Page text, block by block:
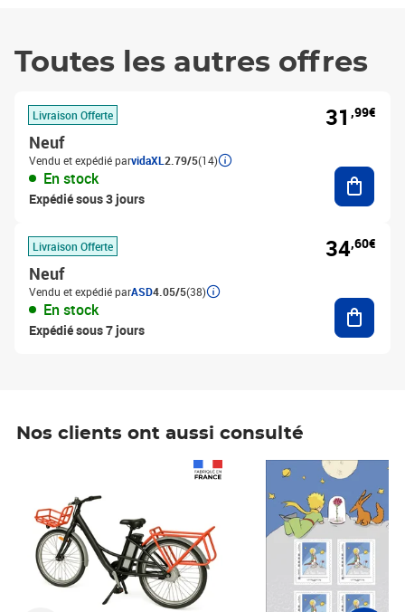
Toutes les autres offres
Livraison Offerte
Neuf
Vendu et expédié parvidaXL 2.79/5(14)
En stock
Expédié sous 3 jours
31 ,99€
Livraison Offerte
Neuf
Vendu et expédié parASD4.05/5(38)
En stock
Expédié sous 7 jours
34,60€
Nos clients ont aussi consulté
Prix 7,50€